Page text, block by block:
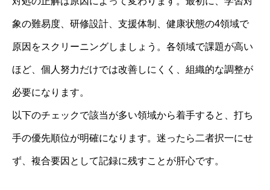
象の難易度、研修設計、支援体制、健康状態の4領域で
原因をスクリーニングしましょう。各領域で課題が高い
ほど、個人努力だけでは改善しにくく、組織的な調整が
必要になります。
以下のチェックで該当が多い領域から着手すると、打ち
手の優先順位が明確になります。迷ったら二者択一にせ
ず、複合要因として記録に残すことが肝心です。